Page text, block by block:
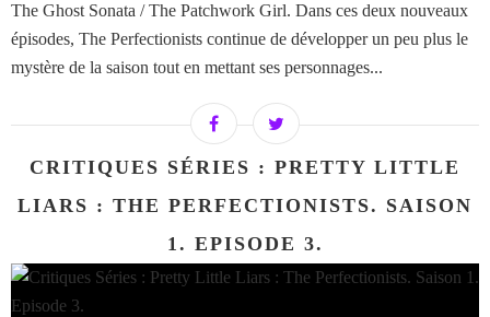
The Ghost Sonata / The Patchwork Girl. Dans ces deux nouveaux
épisodes, The Perfectionists continue de développer un peu plus le
mystère de la saison tout en mettant ses personnages...
CRITIQUES SÉRIES : PRETTY LITTLE
LIARS : THE PERFECTIONISTS. SAISON
1. EPISODE 3.